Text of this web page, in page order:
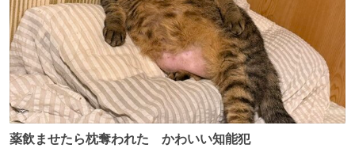
薬飲ませたら枕奪われた かわいい知能犯